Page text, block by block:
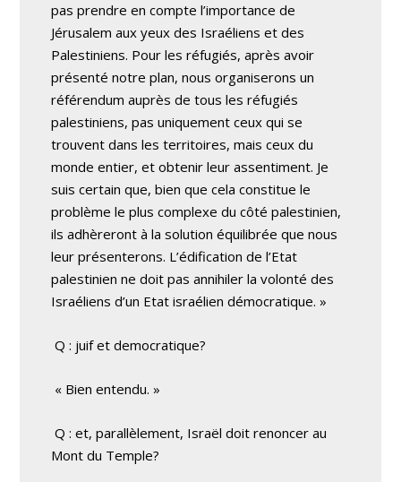
pas prendre en compte l’importance de
Jérusalem aux yeux des Israéliens et des
Palestiniens. Pour les réfugiés, après avoir
présenté notre plan, nous organiserons un
référendum auprès de tous les réfugiés
palestiniens, pas uniquement ceux qui se
trouvent dans les territoires, mais ceux du
monde entier, et obtenir leur assentiment. Je
suis certain que, bien que cela constitue le
problème le plus complexe du côté palestinien,
ils adhèreront à la solution équilibrée que nous
leur présenterons. L’édification de l’Etat
palestinien ne doit pas annihiler la volonté des
Israéliens d’un Etat israélien démocratique. »
Q : juif et democratique?
« Bien entendu. »
Q : et, parallèlement, Israël doit renoncer au
Mont du Temple?